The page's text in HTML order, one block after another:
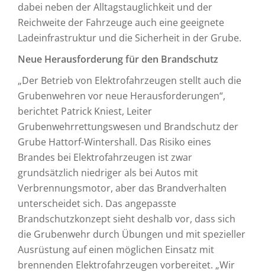
dabei neben der Alltagstauglichkeit und der
Reichweite der Fahrzeuge auch eine geeignete
Ladeinfrastruktur und die Sicherheit in der Grube.
Neue Herausforderung für den Brandschutz
„Der Betrieb von Elektrofahrzeugen stellt auch die
Grubenwehren vor neue Herausforderungen“,
berichtet Patrick Kniest, Leiter
Grubenwehrrettungswesen und Brandschutz der
Grube Hattorf-Wintershall. Das Risiko eines
Brandes bei Elektrofahrzeugen ist zwar
grundsätzlich niedriger als bei Autos mit
Verbrennungsmotor, aber das Brandverhalten
unterscheidet sich. Das angepasste
Brandschutzkonzept sieht deshalb vor, dass sich
die Grubenwehr durch Übungen und mit spezieller
Ausrüstung auf einen möglichen Einsatz mit
brennenden Elektrofahrzeugen vorbereitet. „Wir